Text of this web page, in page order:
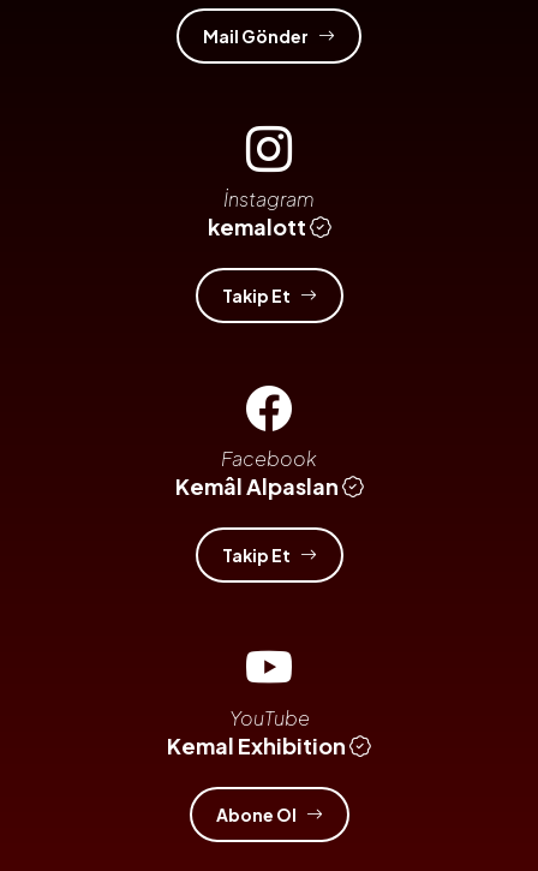
Mail Gönder
İnstagram
kemalott
Takip Et
Facebook
Kemâl Alpaslan
Takip Et
YouTube
Kemal Exhibition
Abone Ol